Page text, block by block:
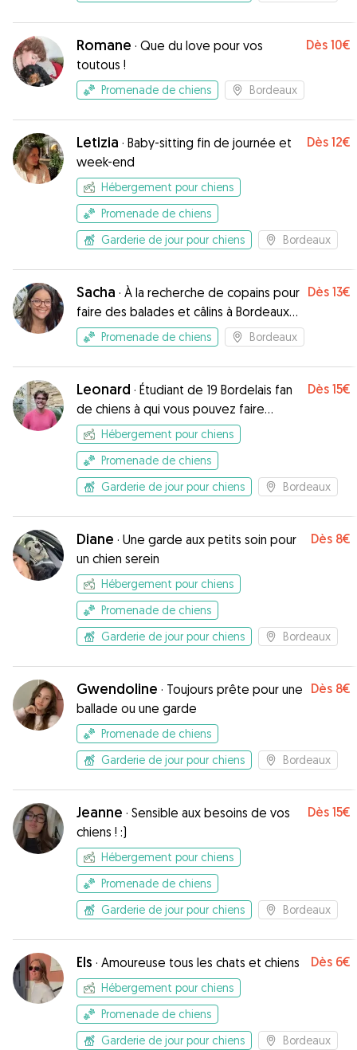
Romane · Que du love pour vos
toutous !
Dès 10€
Promenade de chiens Bordeaux
Letizia · Baby-sitting fin de journée et
week-end
Dès 12€
Hébergement pour chiens
Promenade de chiens
Garderie de jour pour chiens
Bordeaux
Sacha · À la recherche de copains pour
faire des balades et câlins à Bordeaux
et alentours
Dès 13€
Promenade de chiens Bordeaux
Leonard · Étudiant de 19 Bordelais fan
de chiens à qui vous pouvez faire
confiance
Dès 15€
Hébergement pour chiens
Promenade de chiens
Garderie de jour pour chiens
Bordeaux
Diane · Une garde aux petits soin pour
un chien serein
Dès 8€
Hébergement pour chiens
Promenade de chiens
Garderie de jour pour chiens
Bordeaux
Gwendoline · Toujours prête pour une
ballade ou une garde
Dès 8€
Promenade de chiens
Garderie de jour pour chiens
Bordeaux
Jeanne · Sensible aux besoins de vos
chiens ! :)
Dès 15€
Hébergement pour chiens
Promenade de chiens
Garderie de jour pour chiens
Bordeaux
Els · Amoureuse tous les chats et chiens Dès 6€
Hébergement pour chiens
Promenade de chiens
Garderie de jour pour chiens
Bordeaux